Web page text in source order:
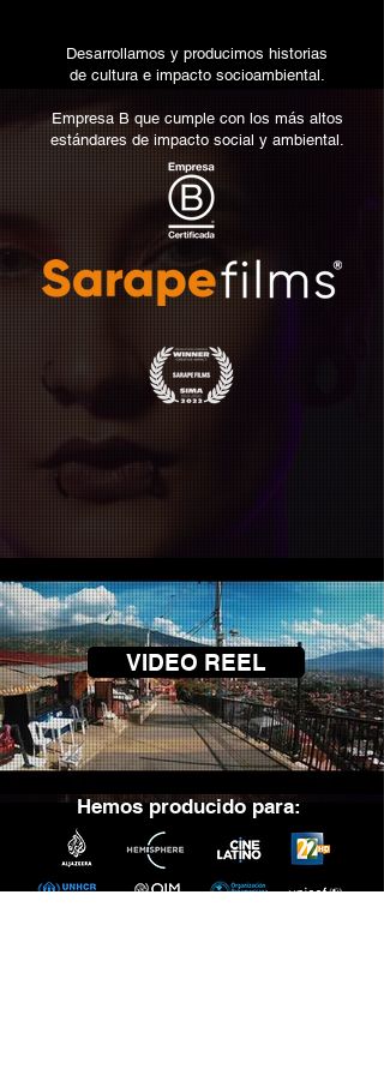
Desarrollamos y producimos historias
de cultura e impacto socioambiental.
Empresa B que cumple con los más altos
estándares de impacto social y ambiental.
VIDEO REEL
Hemos producido para: